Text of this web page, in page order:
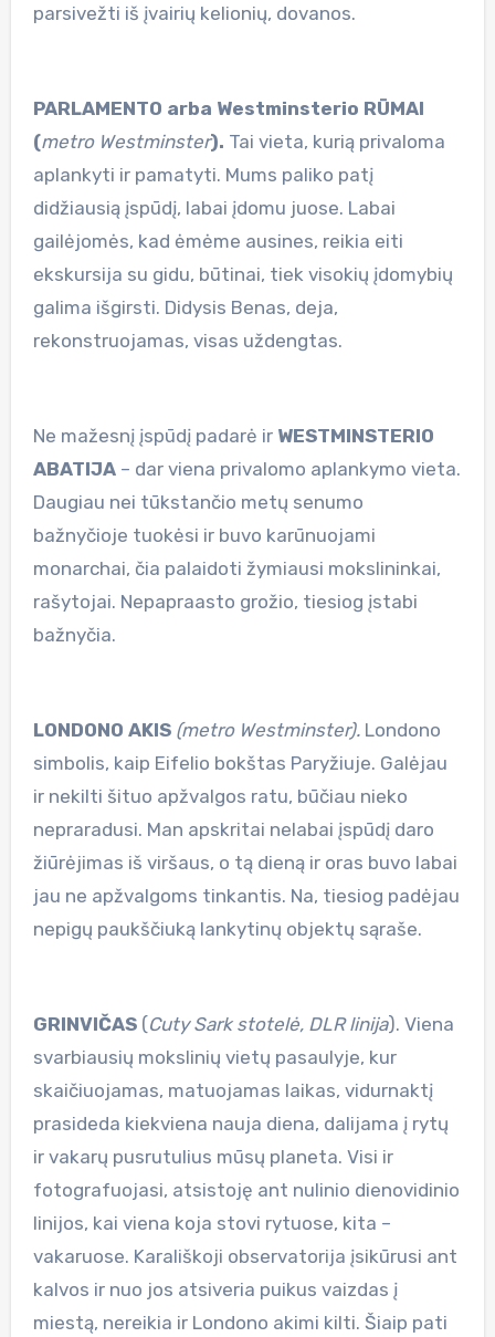
parsivežti iš įvairių kelionių, dovanos.
PARLAMENTO arba Westminsterio RŪMAI
(metro Westminster). Tai vieta, kurią privaloma
aplankyti ir pamatyti. Mums paliko patį
didžiausią įspūdį, labai įdomu juose. Labai
gailėjomės, kad ėmėme ausines, reikia eiti
ekskursija su gidu, būtinai, tiek visokių įdomybių
galima išgirsti. Didysis Benas, deja,
rekonstruojamas, visas uždengtas.
Ne mažesnį įspūdį padarė ir WESTMINSTERIO
ABATIJA– dar viena privalomo aplankymo vieta.
Daugiau nei tūkstančio metų senumo
bažnyčioje tuokėsi ir buvo karūnuojami
monarchai, čia palaidoti žymiausi mokslininkai,
rašytojai. Nepapraasto grožio, tiesiog įstabi
bažnyčia.
LONDONO AKIS (metro Westminster). Londono
simbolis, kaip Eifelio bokštas Paryžiuje. Galėjau
ir nekilti šituo apžvalgos ratu, būčiau nieko
nepraradusi. Man apskritai nelabai įspūdį daro
žiūrėjimas iš viršaus, o tą dieną ir oras buvo labai
jau ne apžvalgoms tinkantis. Na, tiesiog padėjau
nepigų paukščiuką lankytinų objektų sąraše.
GRINVIČAS(Cuty Sark stotelė, DLR linija). Viena
svarbiausių mokslinių vietų pasaulyje, kur
skaičiuojamas, matuojamas laikas, vidurnaktį
prasideda kiekviena nauja diena, dalijama į rytų
ir vakarų pusrutulius mūsų planeta. Visi ir
fotografuojasi, atsistoję ant nulinio dienovidinio
linijos, kai viena koja stovi rytuose, kita –
vakaruose. Karališkoji observatorija įsikūrusi ant
kalvos ir nuo jos atsiveria puikus vaizdas į
miestą, nereikia ir Londono akimi kilti. Šiaip pati